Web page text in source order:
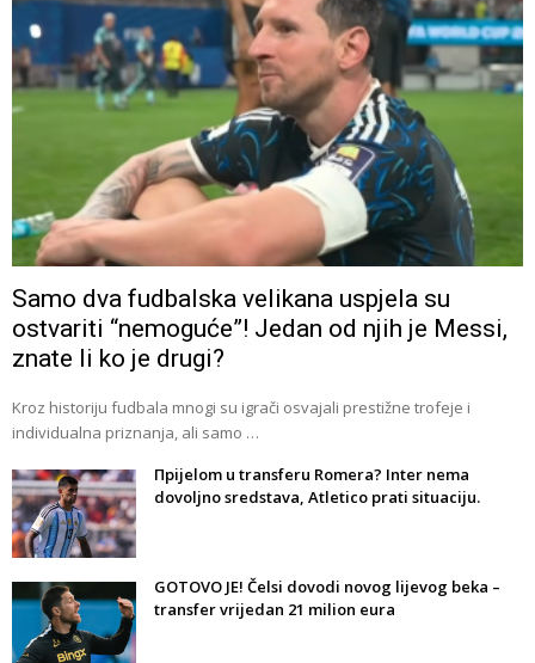
Samo dva fudbalska velikana uspjela su
ostvariti “nemoguće”! Jedan od njih je Messi,
znate li ko je drugi?
Kroz historiju fudbala mnogi su igrači osvajali prestižne trofeje i
individualna priznanja, ali samo …
Прijelom u transferu Romera? Inter nema
dovoljno sredstava, Atletico prati situaciju.
GOTOVO JE! Čelsi dovodi novog lijevog beka –
transfer vrijedan 21 milion eura